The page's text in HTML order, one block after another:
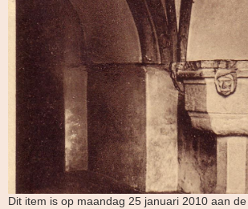
Dit item is op maandag 25 januari 2010 aan